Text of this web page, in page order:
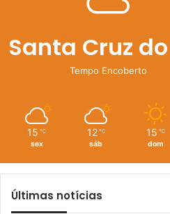
Santa Cruz
Tempo Encoberto
15 ℃
sex
12 ℃
sáb
15 ℃
dom
Últimas notícias